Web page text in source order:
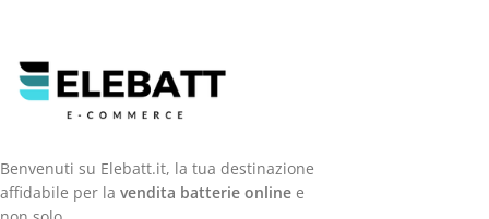
Benvenuti su Elebatt.it, la tua destinazione
affidabile per la vendita batterie online e